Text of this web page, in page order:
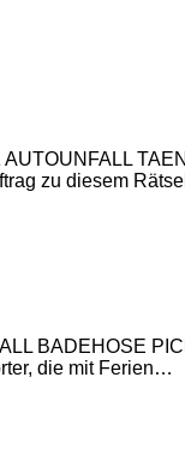
zu diesem
BADEHOSE
die mit Ferien…